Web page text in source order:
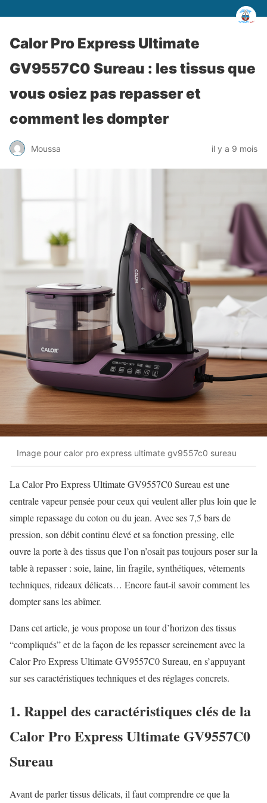
Calor Pro Express Ultimate
GV9557C0 Sureau : les tissus que
vous osiez pas repasser et
comment les dompter
Moussa il y a 9 mois
Image pour calor pro express ultimate gv9557c0 sureau
La Calor Pro Express Ultimate GV9557C0 Sureau est une
centrale vapeur pensée pour ceux qui veulent aller plus loin que le
simple repassage du coton ou du jean. Avec ses 7,5 bars de
pression, son débit continu élevé et sa fonction pressing, elle
ouvre la porte à des tissus que l’on n’osait pas toujours poser sur la
table à repasser : soie, laine, lin fragile, synthétiques, vêtements
techniques, rideaux délicats… Encore faut-il savoir comment les
dompter sans les abîmer.
Dans cet article, je vous propose un tour d’horizon des tissus
“compliqués” et de la façon de les repasser sereinement avec la
Calor Pro Express Ultimate GV9557C0 Sureau, en s’appuyant
sur ses caractéristiques techniques et des réglages concrets.
1. Rappel des caractéristiques clés de la
Calor Pro Express Ultimate GV9557C0
Sureau
Avant de parler tissus délicats, il faut comprendre ce que la